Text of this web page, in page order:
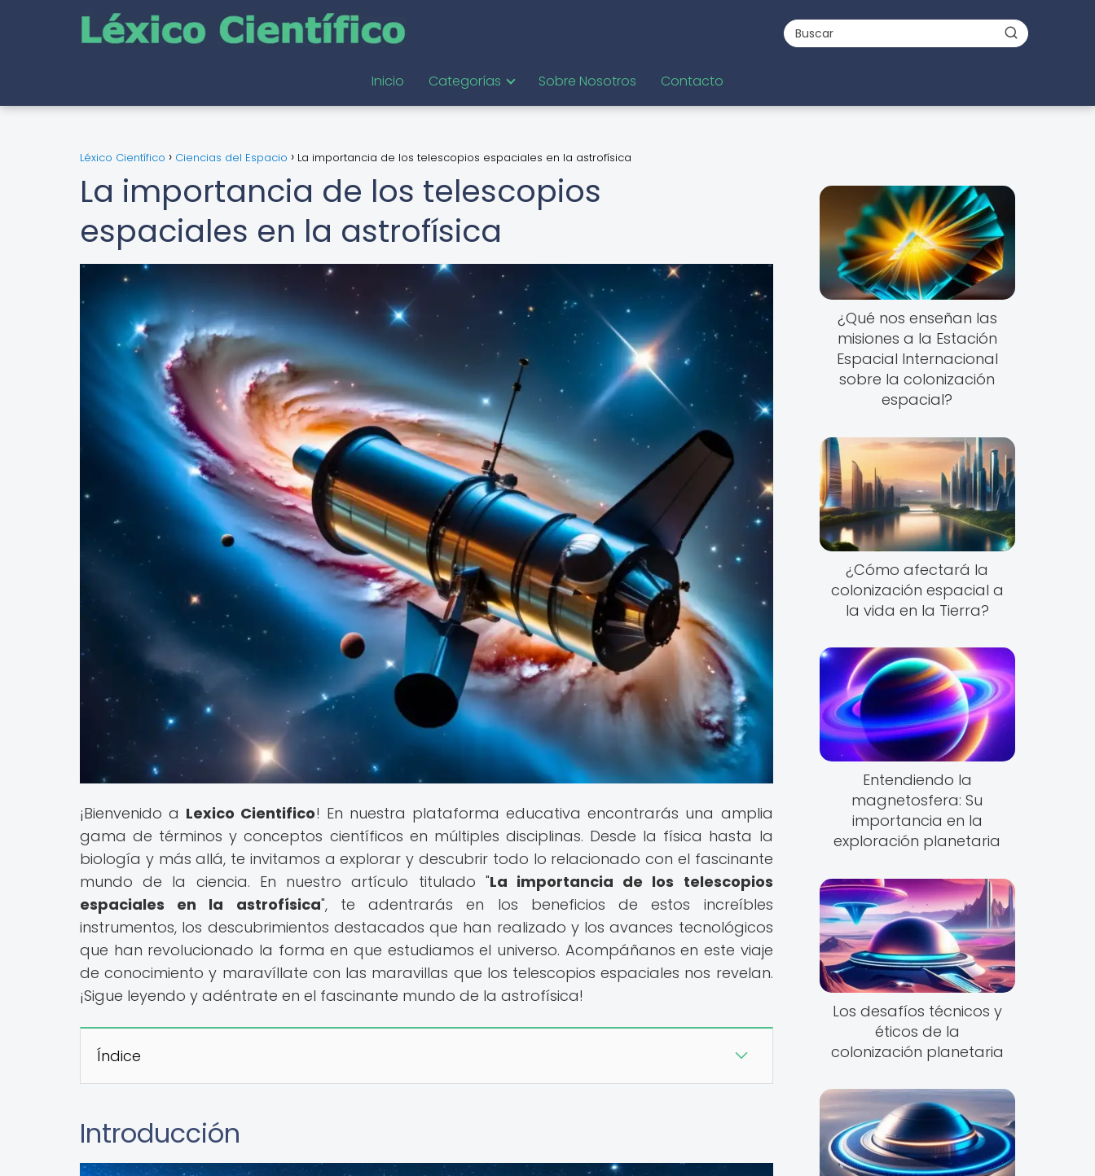
Inicio Categorías Sobre Nosotros Contacto
Léxico Científico Ciencias del Espacio La importancia de los telescopios espaciales en la astrofísica
La importancia de los telescopios
espaciales en la astrofísica
¡Bienvenido a Lexico Cientifico! En nuestra plataforma educativa encontrarás una amplia
gama de términos y conceptos científicos en múltiples disciplinas. Desde la física hasta la
biología y más allá, te invitamos a explorar y descubrir todo lo relacionado con el fascinante
mundo de la ciencia. En nuestro artículo titulado "La importancia de los telescopios
espaciales en la astrofísica", te adentrarás en los beneficios de estos increíbles
instrumentos, los descubrimientos destacados que han realizado y los avances tecnológicos
que han revolucionado la forma en que estudiamos el universo. Acompáñanos en este viaje
de conocimiento y maravíllate con las maravillas que los telescopios espaciales nos revelan.
¡Sigue leyendo y adéntrate en el fascinante mundo de la astrofísica!
Índice
Introducción
¿Qué nos enseñan las
misiones a la Estación
Espacial Internacional
sobre la colonización
espacial?
¿Cómo afectará la
colonización espacial a
la vida en la Tierra?
Entendiendo la
magnetosfera: Su
importancia en la
exploración planetaria
Los desafíos técnicos y
éticos de la
colonización planetaria